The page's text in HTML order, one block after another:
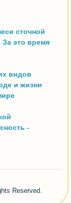
сточной
За это время
видов
и жизни
-
Reserved.